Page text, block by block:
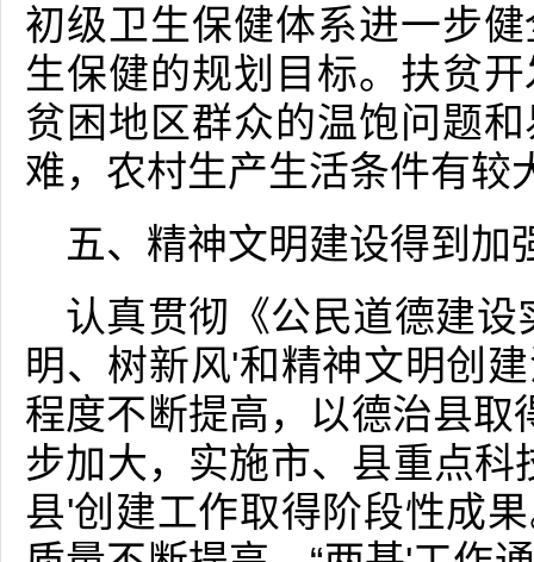
初级卫生保健体系进一步
生保健的规划目标。扶贫
贫困地区群众的温饱问题
难，农村生产生活条件有较
五、精神文明建设得到加
认真贯彻《公民道德建设
明、树新风'和精神文明创
程度不断提高，以德治县取
步加大，实施市、县重点科
县'创建工作取得阶段性成